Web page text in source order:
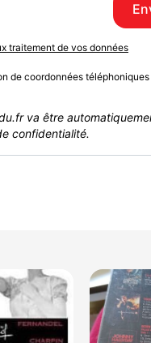
traitement de vos données
de coordonnées
va être
confidentialité.